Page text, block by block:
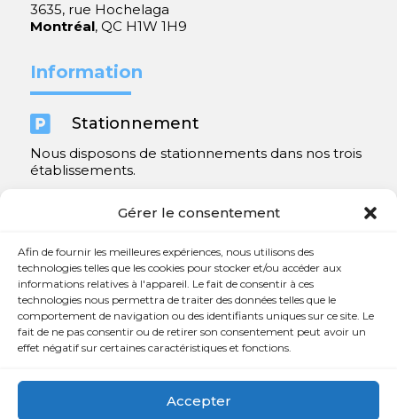
Gérer le consentement
Afin de fournir les meilleures expériences, nous utilisons des
technologies telles que les cookies pour stocker et/ou accéder aux
informations relatives à l'appareil. Le fait de consentir à ces
technologies nous permettra de traiter des données telles que le
comportement de navigation ou des identifiants uniques sur ce site. Le
fait de ne pas consentir ou de retirer son consentement peut avoir un
effet négatif sur certaines caractéristiques et fonctions.
Accepter
3635, rue Hochelaga
Montréal, QC H1W 1H9
Information
 Stationnement
Nous disposons de stationnements dans nos trois
établissements.
Contact
 450 654-3342
 info@charlesrajotte.com
765, rue Notre-Dame